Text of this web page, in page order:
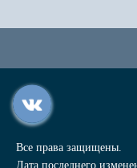
Все права защищены.
Дата последнего